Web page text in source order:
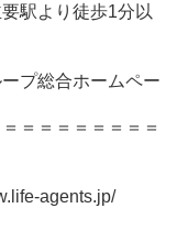
駅より徒歩1分以
プ総合ホームペー
＝＝＝＝＝＝＝＝
agents.jp/